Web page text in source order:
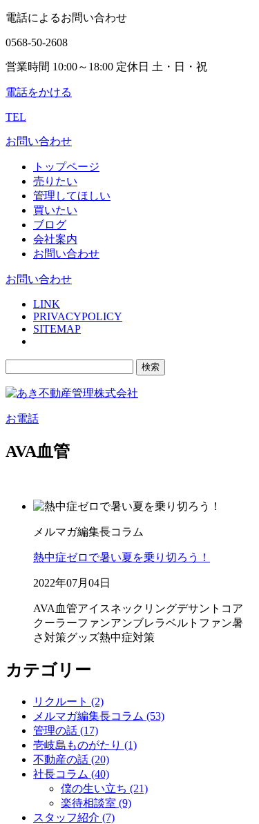
電話によるお問い合わせ
0568-50-2608
営業時間 10:00～18:00 定休日 土・日・祝
電話をかける
TEL
お問い合わせ
トップページ
売りたい
管理してほしい
買いたい
ブログ
会社案内
お問い合わせ
お問い合わせ
LINK
PRIVACYPOLICY
SITEMAP
お電話
AVA血管
メルマガ編集長コラム
熱中症ゼロで暑い夏を乗り切ろう！
2022年07月04日
AVA血管アイスネックリングデサントコア
クーラーファンアンブレラベルトファン暑
さ対策グッズ熱中症対策
カテゴリー
リクルート (2)
メルマガ編集長コラム (53)
管理の話 (17)
壱岐島ものがたり (1)
不動産の話 (20)
社長コラム (40)
僕の生い立ち (21)
楽待相談室 (9)
スタッフ紹介 (7)